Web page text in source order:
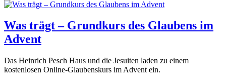
Was trägt – Grundkurs des Glaubens im
Advent
Das Heinrich Pesch Haus und die Jesuiten laden zu einem
kostenlosen Online-Glaubenskurs im Advent ein.